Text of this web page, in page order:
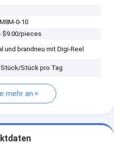
0-10
$9.00/pieces
und brandneu mit Digi-Reel
Stück/Stück pro Tag
mehr an